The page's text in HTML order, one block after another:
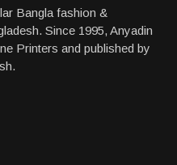
Bangla fashion &
Since 1995, Anyadin
Printers and published by